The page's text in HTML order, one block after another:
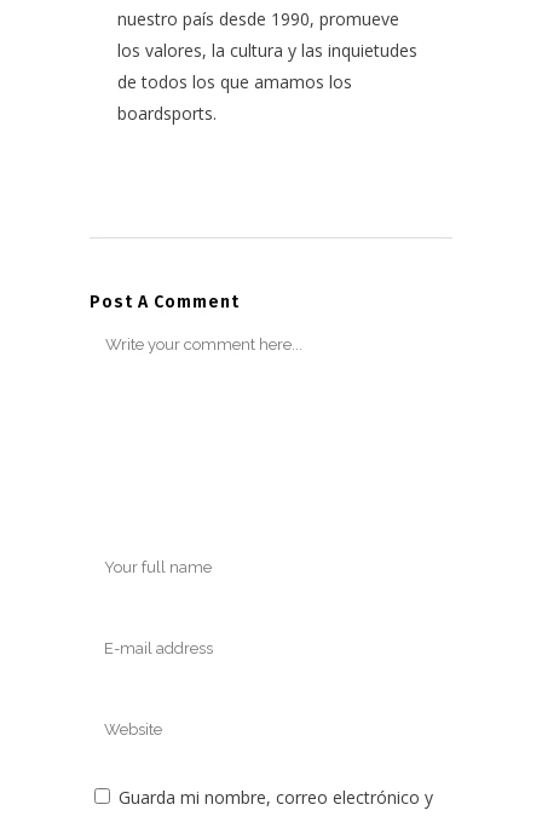
nuestro país desde 1990, promueve
los valores, la cultura y las inquietudes
de todos los que amamos los
boardsports.
Post A Comment
Guarda mi nombre, correo electrónico y